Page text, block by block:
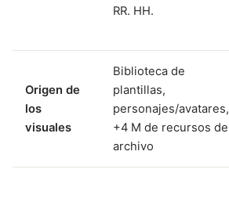
RR. HH.
Origen de
los
visuales
Biblioteca de
plantillas,
personajes/avatares,
+4 M de recursos de
archivo